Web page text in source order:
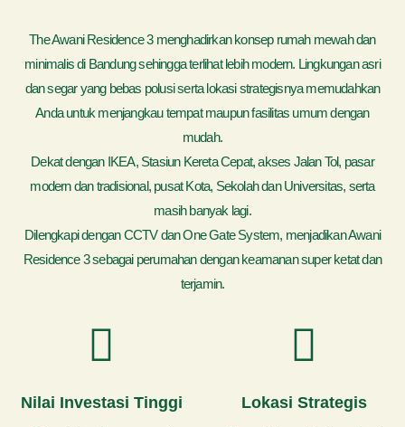
The Awani Residence 3 menghadirkan konsep rumah mewah dan
minimalis di Bandung sehingga terlihat lebih modern. Lingkungan asri
dan segar yang bebas polusi serta lokasi strategisnya memudahkan
Anda untuk menjangkau tempat maupun fasilitas umum dengan
mudah.
Dekat dengan IKEA, Stasiun Kereta Cepat, akses Jalan Tol, pasar
modern dan tradisional, pusat Kota, Sekolah dan Universitas, serta
masih banyak lagi.
Dilengkapi dengan CCTV dan One Gate System, menjadikan Awani
Residence 3 sebagai perumahan dengan keamanan super ketat dan
terjamin.
Nilai Investasi Tinggi Lokasi Strategis